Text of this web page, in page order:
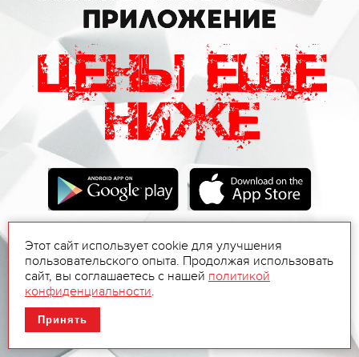
Этот сайт использует cookie для улучшения
пользовательского опыта. Продолжая использовать
сайт, вы соглашаетесь с нашей политикой
конфиденциальности.
Принять